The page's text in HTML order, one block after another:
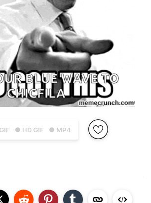
● HD GIF ● MP4